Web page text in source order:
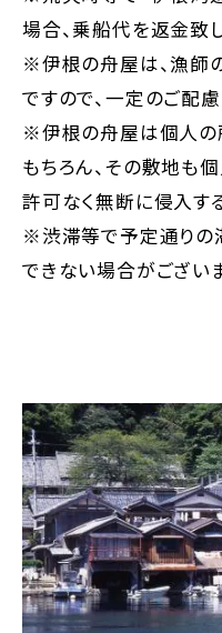
場合、乗船代を返金致し
※伊根の舟屋は、漁師
ですので、一定のご配
※伊根の舟屋は個人の
もちろん、その敷地も
許可なく無断に侵入す
※渋滞等で予定通りの
できない場合がござい